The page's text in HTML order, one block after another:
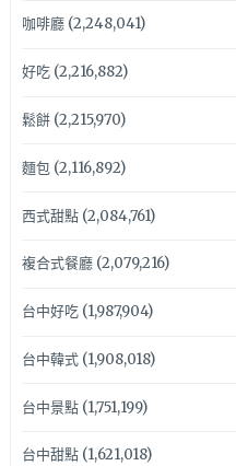
咖啡廳(2,248,041)
好吃(2,216,882)
鬆餅(2,215,970)
麵包(2,116,892)
西式甜點(2,084,761)
複合式餐廳(2,079,216)
台中好吃(1,987,904)
台中韓式(1,908,018)
台中景點(1,751,199)
台中甜點(1,621,018)